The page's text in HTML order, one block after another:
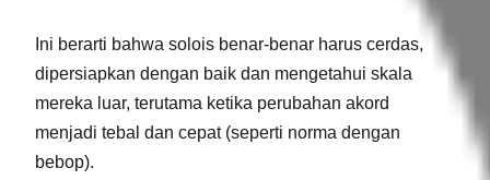
Ini berarti bahwa solois benar-benar harus cerdas,
dipersiapkan dengan baik dan mengetahui skala
mereka luar, terutama ketika perubahan akord
menjadi tebal dan cepat (seperti norma dengan
bebop).